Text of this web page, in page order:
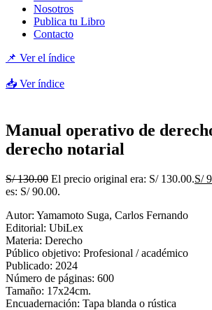
Nosotros
Publica tu Libro
Contacto
📌 Ver el índice
📥 Ver índice
Manual operativo de
derecho notarial
S/130.00 El precio original era: S/ 130.00.S/
es: S/ 90.00.
Autor: Yamamoto Suga, Carlos Fernando
Editorial: UbiLex
Materia: Derecho
Público objetivo: Profesional / académico
Publicado: 2024
Número de páginas: 600
Tamaño: 17x24cm.
Encuadernación: Tapa blanda o rústica